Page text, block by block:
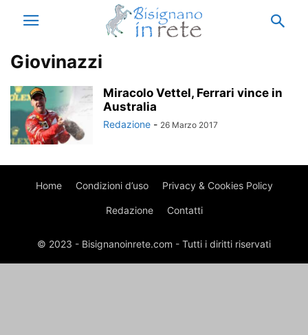
Giovinazzi
Miracolo Vettel, Ferrari vince in
Australia
Redazione - 26 Marzo 2017
Home Condizioni d’uso Privacy & Cookies Policy
Redazione Contatti
© 2023 - Bisignanoinrete.com - Tutti i diritti riservati